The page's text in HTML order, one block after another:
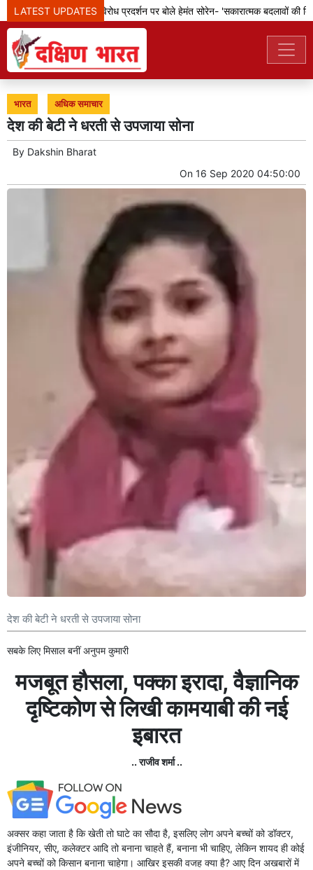
LATEST UPDATES
झारखंड: छात्रों के विरोध प्रदर्शन पर बोले हेमंत सोरेन- 'सकारात्मक बदलावों की
भारत अधिक समाचार
देश की बेटी ने धरती से उपजाया सोना
By Dakshin Bharat
On 16 Sep 2020 04:50:00
देश की बेटी ने धरती से उपजाया सोना
सबके लिए मिसाल बनीं अनुपम कुमारी
मजबूत हौसला, पक्का इरादा, वैज्ञानिक
दृष्टिकोण से लिखी कामयाबी की नई
इबारत
.. राजीव शर्मा ..
अक्सर कहा जाता है कि खेती तो घाटे का सौदा है, इसलिए लोग अपने बच्चों को डॉक्टर,
इंजीनियर, सीए, कलेक्टर आदि तो बनाना चाहते हैं, बनाना भी चाहिए, लेकिन शायद ही कोई
अपने बच्चों को किसान बनाना चाहेगा। आखिर इसकी वजह क्या है? आए दिन अखबारों में